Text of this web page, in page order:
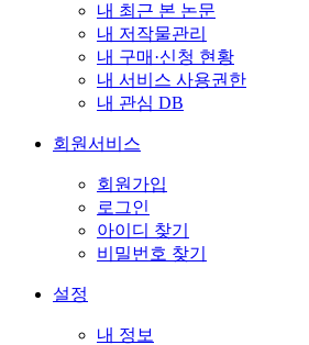
내 최근 본 논문
내 저작물관리
내 구매·신청 현황
내 서비스 사용권한
내 관심 DB
회원서비스
회원가입
로그인
아이디 찾기
비밀번호 찾기
설정
내 정보